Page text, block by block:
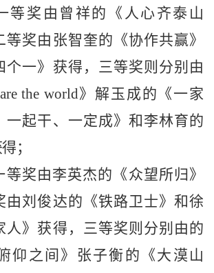
等奖由曾祥的《人心齐泰山
奖由张智奎的《协作共赢》
个一》获得，三等奖则分别由
the world》解玉成的《一家
一起干、一定成》和李林育的
；
等奖由李英杰的《众望所归》
由刘俊达的《铁路卫士》和徐
人》获得，三等奖则分别由的
仰之间》张子衡的《大漠山